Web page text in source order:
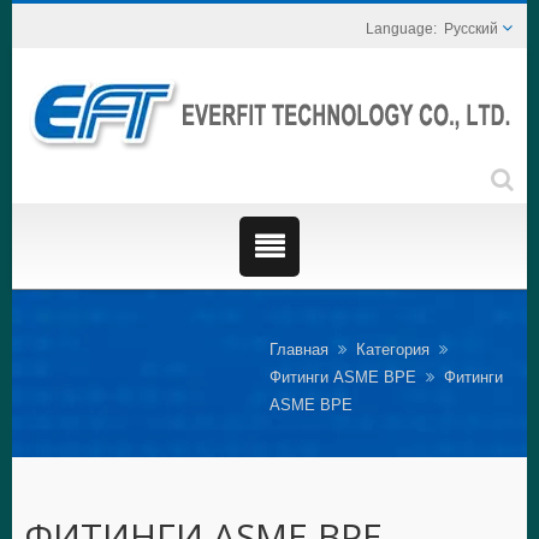
Русский
Главная
Категория
Фитинги ASME BPE
Фитинги
ASME BPE